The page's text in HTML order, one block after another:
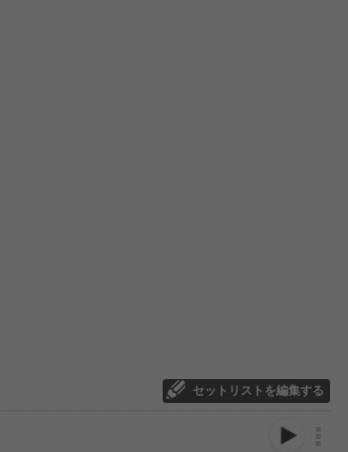
セットリストを編集する